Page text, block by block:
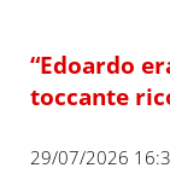
“Edoardo
toccante
29/07/2026